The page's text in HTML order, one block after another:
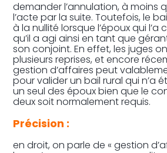
demander l’annulation, à moins
l’acte par la suite. Toutefois, le
à la nullité lorsque l’époux qui
qu’il a agi ainsi en tant que
son conjoint. En effet, les juges
plusieurs reprises, et encore
gestion d’affaires peut
pour valider un bail rural qui n’a
un seul des époux bien que le
deux soit normalement requis.
Précision :
en droit, on parle de « gestion